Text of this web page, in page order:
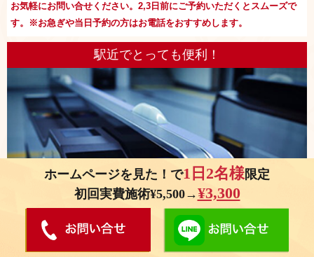
お気軽にお問い合せください。2,3日前にご予約いただくとスムーズで
す。※お急ぎや当日予約の方はお電話をおすすめします。
駅近でとっても便利！
ホームページを見た！で1日2名様限定
初回実費施術¥5,500→¥3,300